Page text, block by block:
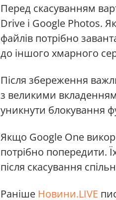
Перед скасуванням
Drive і Google Photos.
файлів потрібно
до іншого хмарного
Після збереження
з великими
уникнути блокування
Якщо Google One
потрібно попередити.
після скасування
Раніше Новини.LIVE